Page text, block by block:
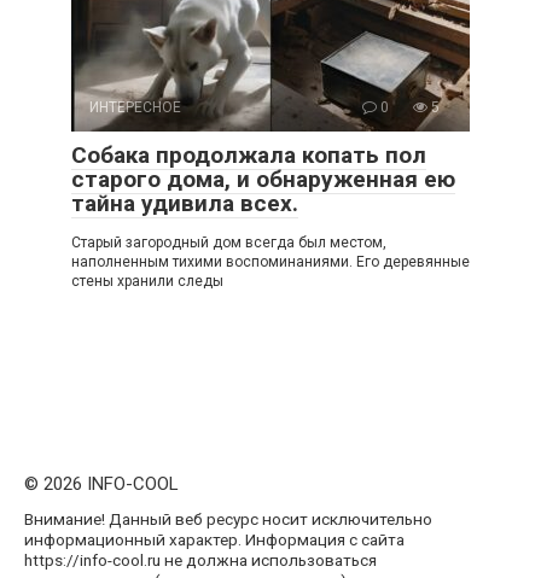
ИНТЕРЕСНОЕ 0 5
Собака продолжала копать пол
старого дома, и обнаруженная ею
тайна удивила всех.
Старый загородный дом всегда был местом,
наполненным тихими воспоминаниями. Его деревянные
стены хранили следы
© 2026 INFO-COOL
Внимание! Данный веб ресурс носит исключительно
информационный характер. Информация с сайта
https://info-cool.ru не должна использоваться